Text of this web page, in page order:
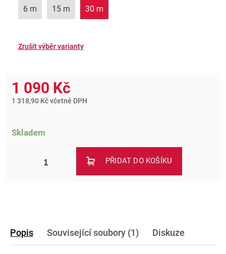
6 m 15 m 30 m
1 090 Kč
1 318,90 Kč včetně DPH
Skladem
PŘIDAT DO KOŠÍKU
Popis Související soubory (1) Diskuze